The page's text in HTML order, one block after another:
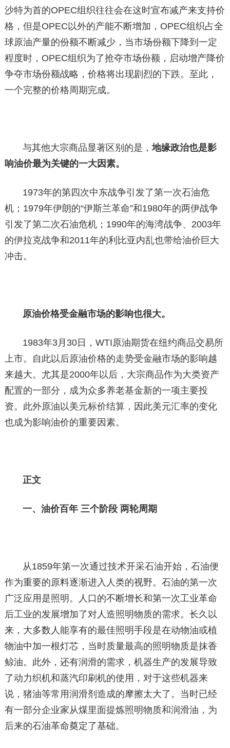
沙特为首的OPEC组织往往会在这时宣布减产来支持价
格，但是OPEC以外的产能不断增加，OPEC组织占全
球原油产量的份额不断减少，当市场份额下降到一定
程度时，OPEC组织为了抢夺市场份额，启动增产降价
争夺市场份额战略，价格将出现剧烈的下跌。至此，
一个完整的价格周期完成。
与其他大宗商品显著区别的是，地缘政治也是影
响油价最为关键的一大因素。
1973年的第四次中东战争引发了第一次石油危
机；1979年伊朗的“伊斯兰革命”和1980年的两伊战争
引发了第二次石油危机；1990年的海湾战争、2003年
的伊拉克战争和2011年的利比亚内乱也带给油价巨大
冲击。
原油价格受金融市场的影响也很大。
1983年3月30日，WTI原油期货在纽约商品交易所
上市。自此以后原油价格的走势受金融市场的影响越
来越大。尤其是2000年以后，大宗商品作为大类资产
配置的一部分，成为众多养老基金新的一项主要投
资。此外原油以美元标价结算，因此美元汇率的变化
也成为影响油价的重要因素。
正文
一、油价百年 三个阶段 两轮周期
从1859年第一次通过技术开采石油开始，石油便
作为重要的原料逐渐进入人类的视野。石油的第一次
广泛应用是照明。人口的不断增长和第一次工业革命
后工业的发展增加了对人造照明物质的需求。长久以
来，大多数人能享有的最佳照明手段是在动物油或植
物油中加一根灯芯，当时质量最高的照明物质是抹香
鲸油。此外，还有润滑的需求，机器生产的发展导致
了动力织机和蒸汽印刷机的使用，对于这些机器来
说，猪油等常用润滑剂造成的摩擦太大了。当时已经
有一部分企业家从煤里面提炼照明物质和润滑油，为
后来的石油革命奠定了基础。